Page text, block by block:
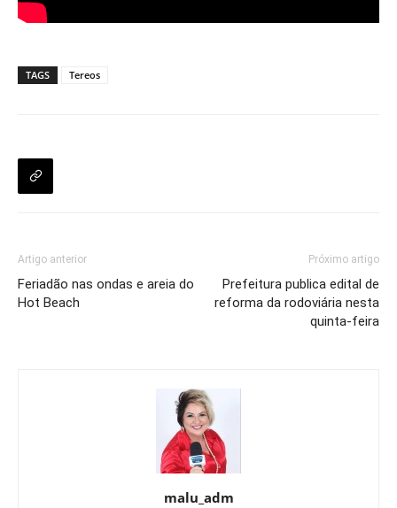
TAGS Tereos
Artigo anterior
Feriadão nas ondas e areia do
Hot Beach
Próximo artigo
Prefeitura publica edital de
reforma da rodoviária nesta
quinta-feira
malu_adm